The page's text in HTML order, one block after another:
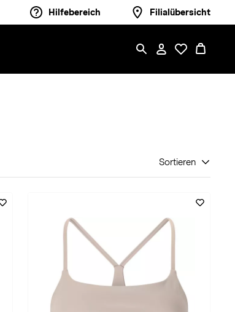
Hilfebereich Filialübersicht
Sortieren